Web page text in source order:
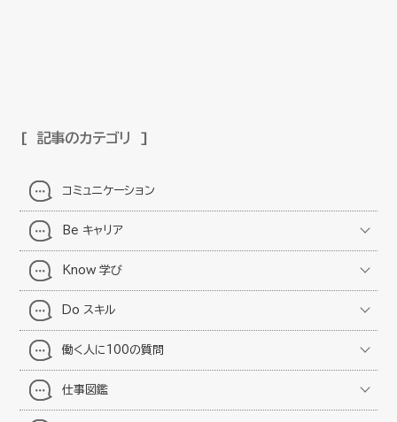
記事のカテゴリ
コミュニケーション
Be キャリア
Know 学び
Do スキル
働く人に100の質問
仕事図鑑